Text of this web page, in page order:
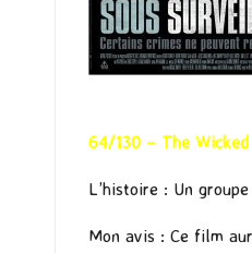
64/130 – The Wicked
L’histoire : Un
Mon avis : Ce film